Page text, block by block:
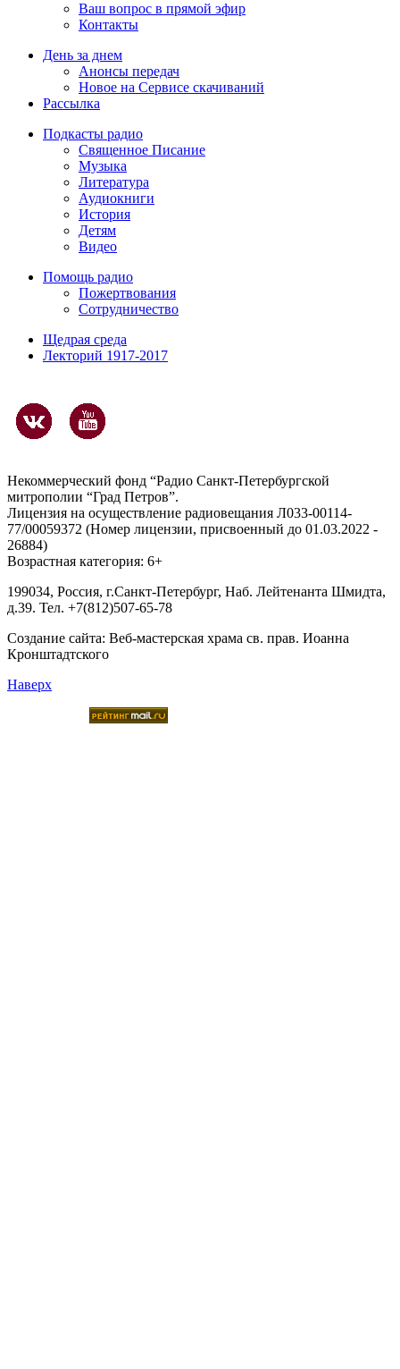
Ваш вопрос в прямой эфир
Контакты
День за днем
Анонсы передач
Новое на Сервисе скачиваний
Рассылка
Подкасты радио
Священное Писание
Музыка
Литература
Аудиокниги
История
Детям
Видео
Помощь радио
Пожертвования
Сотрудничество
Щедрая среда
Лекторий 1917-2017
Некоммерческий фонд “Радио Санкт-Петербургской
митрополии “Град Петров”.
Лицензия на осуществление радиовещания Л033-00114-
77/00059372 (Номер лицензии, присвоенный до 01.03.2022 -
26884)
Возрастная категория: 6+
199034, Россия, г.Санкт-Петербург, Наб. Лейтенанта Шмидта,
д.39. Тел. +7(812)507-65-78
Создание сайта: Веб-мастерская храма св. прав. Иоанна
Кронштадтского
Наверх